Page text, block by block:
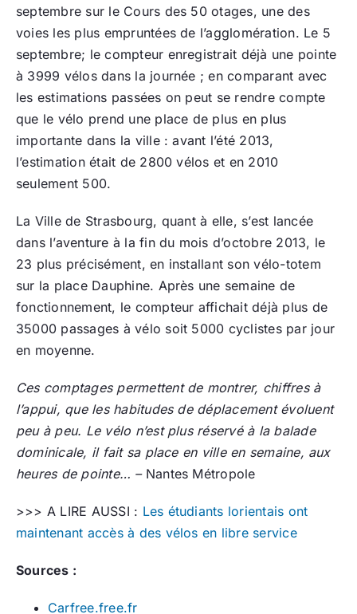
septembre sur le Cours des 50 otages, une des
voies les plus empruntées de l’agglomération. Le 5
septembre; le compteur enregistrait déjà une pointe
à 3999 vélos dans la journée ; en comparant avec
les estimations passées on peut se rendre compte
que le vélo prend une place de plus en plus
importante dans la ville : avant l’été 2013,
l’estimation était de 2800 vélos et en 2010
seulement 500.
La Ville de Strasbourg, quant à elle, s’est lancée
dans l’aventure à la fin du mois d’octobre 2013, le
23 plus précisément, en installant son vélo-totem
sur la place Dauphine. Après une semaine de
fonctionnement, le compteur affichait déjà plus de
35000 passages à vélo soit 5000 cyclistes par jour
en moyenne.
Ces comptages permettent de montrer, chiffres à
l’appui, que les habitudes de déplacement évoluent
peu à peu. Le vélo n’est plus réservé à la balade
dominicale, il fait sa place en ville en semaine, aux
heures de pointe… – Nantes Métropole
>>> A LIRE AUSSI : Les étudiants lorientais ont
maintenant accès à des vélos en libre service
Sources :
Carfree.free.fr